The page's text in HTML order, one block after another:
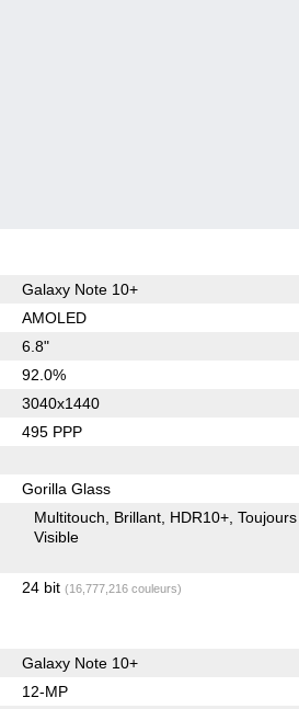
Galaxy Note 10+
AMOLED
6.8"
92.0%
3040x1440
495 PPP
Gorilla Glass
Multitouch Brillant HDR10+ Toujours
Visible
24 bit (16,777,216 couleurs)
Galaxy Note 10+
12-MP